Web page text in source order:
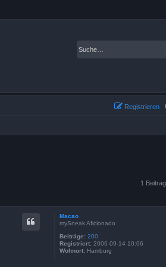
Registrieren
1
Macao
mySneak Aficionado
Beiträge: 200
Registriert: 2006-09-14 10:06
Wohnort: Hamburg